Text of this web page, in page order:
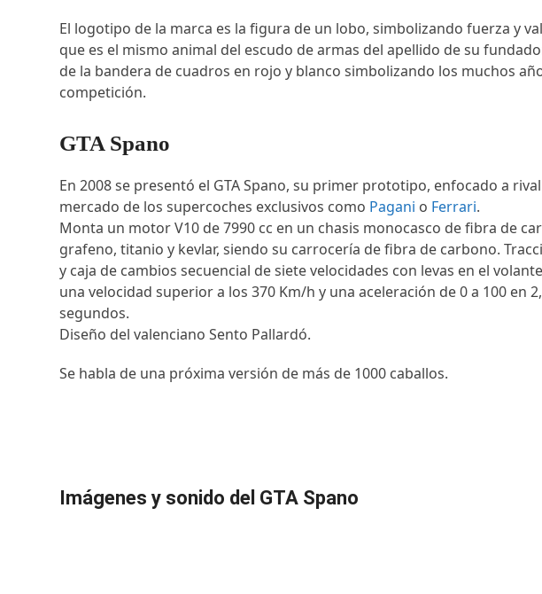
El logotipo de la marca es la figura de un lobo, simbolizando fuerza y
que es el mismo animal del escudo de armas del apellido de su
de la bandera de cuadros en rojo y blanco simbolizando los muchos
competición.
GTA Spano
En 2008 se presentó el GTA Spano, su primer prototipo, enfocado a
mercado de los supercoches exclusivos como Pagani o Ferrari.
Monta un motor V10 de 7990 cc en un chasis monocasco de fibra de
grafeno, titanio y kevlar, siendo su carrocería de fibra de carbono.
y caja de cambios secuencial de siete velocidades con levas en el
una velocidad superior a los 370 Km/h y una aceleración de 0 a 100 en
segundos.
Diseño del valenciano Sento Pallardó.
Se habla de una próxima versión de más de 1000 caballos.
Imágenes y sonido del GTA Spano